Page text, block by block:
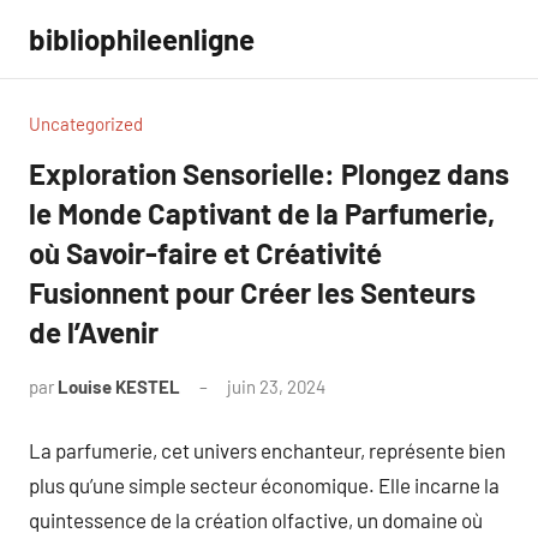
contenu
bibliophileenligne
Uncategorized
Exploration Sensorielle: Plongez dans
le Monde Captivant de la Parfumerie,
où Savoir-faire et Créativité
Fusionnent pour Créer les Senteurs
de l’Avenir
par Louise KESTEL juin 23, 2024
La parfumerie, cet univers enchanteur, représente bien
plus qu’une simple secteur économique. Elle incarne la
quintessence de la création olfactive, un domaine où